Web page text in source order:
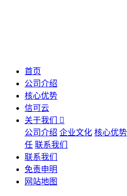
首页
公司介绍
核心优势
信可云
关于我们
公司介绍 企业文化 核心优势
任 联系我们
联系我们
免责申明
网站地图